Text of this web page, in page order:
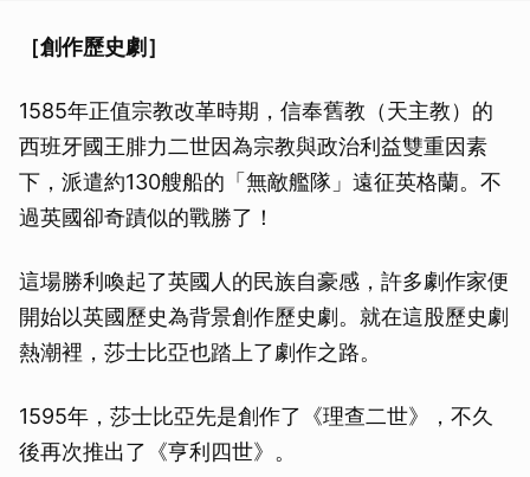
［創作歷史劇］
1585年正值宗教改革時期，信奉舊教（天主教）的
西班牙國王腓力二世因為宗教與政治利益雙重因素
下，派遣約130艘船的「無敵艦隊」遠征英格蘭。不
過英國卻奇蹟似的戰勝了！
這場勝利喚起了英國人的民族自豪感，許多劇作家便
開始以英國歷史為背景創作歷史劇。就在這股歷史劇
熱潮裡，莎士比亞也踏上了劇作之路。
1595年，莎士比亞先是創作了《理查二世》，不久
後再次推出了《亨利四世》。